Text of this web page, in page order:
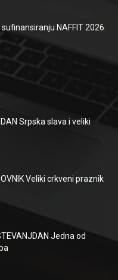
NAFFIT 2026.
Srpska slava i veliki
Veliki crkveni praznik
Jedna od